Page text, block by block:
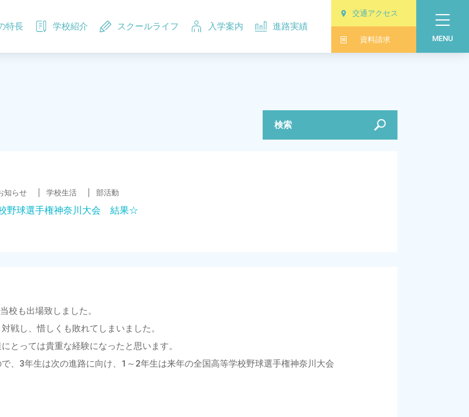
特長 学校紹介 スクールライフ 入学案内 進路実績
交通アクセス
資料請求 MENU
知らせ 学校生活 部活動
野球選手権神奈川大会 結果☆
校も出場致しました。
戦し、惜しくも敗れてしまいました。
とっては貴重な経験になったと思います。
、3年生は次の進路に向け、1～2年生は来年の全国高等学校野球選手権神奈川大会
検索